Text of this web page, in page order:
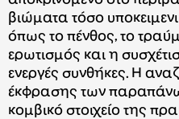
βιώματα τόσο
όπως το πένθος, το
ερωτισμός και η
ενεργές συνθήκες. Η
έκφρασης των
κομβικό στοιχείο της